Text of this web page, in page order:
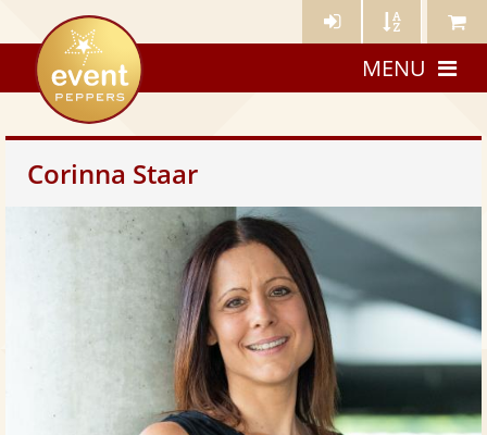
Künstler- Künstler Meine
eventpeppers
MENU
Corinna Staar